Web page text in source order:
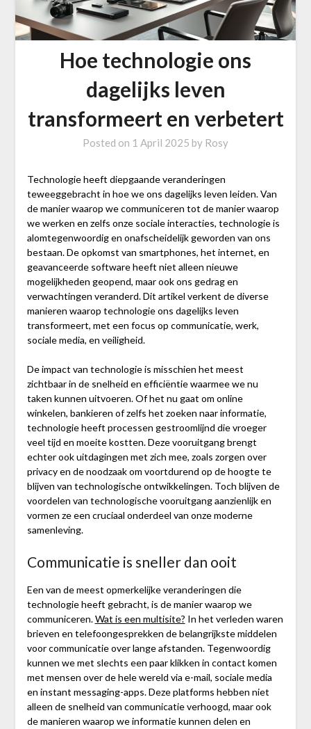
Hoe technologie ons
dagelijks leven
transformeert en verbetert
Posted on 1 April 2025 by Rosy
Technologie heeft diepgaande veranderingen
teweeggebracht in hoe we ons dagelijks leven leiden. Van
de manier waarop we communiceren tot de manier waarop
we werken en zelfs onze sociale interacties, technologie is
alomtegenwoordig en onafscheidelijk geworden van ons
bestaan. De opkomst van smartphones, het internet, en
geavanceerde software heeft niet alleen nieuwe
mogelijkheden geopend, maar ook ons gedrag en
verwachtingen veranderd. Dit artikel verkent de diverse
manieren waarop technologie ons dagelijks leven
transformeert, met een focus op communicatie, werk,
sociale media, en veiligheid.
De impact van technologie is misschien het meest
zichtbaar in de snelheid en efficiëntie waarmee we nu
taken kunnen uitvoeren. Of het nu gaat om online
winkelen, bankieren of zelfs het zoeken naar informatie,
technologie heeft processen gestroomlijnd die vroeger
veel tijd en moeite kostten. Deze vooruitgang brengt
echter ook uitdagingen met zich mee, zoals zorgen over
privacy en de noodzaak om voortdurend op de hoogte te
blijven van technologische ontwikkelingen. Toch blijven de
voordelen van technologische vooruitgang aanzienlijk en
vormen ze een cruciaal onderdeel van onze moderne
samenleving.
Communicatie is sneller dan ooit
Een van de meest opmerkelijke veranderingen die
technologie heeft gebracht, is de manier waarop we
communiceren.Wat is een multisite? In het verleden waren
brieven en telefoongesprekken de belangrijkste middelen
voor communicatie over lange afstanden. Tegenwoordig
kunnen we met slechts een paar klikken in contact komen
met mensen over de hele wereld via e-mail, sociale media
en instant messaging-apps. Deze platforms hebben niet
alleen de snelheid van communicatie verhoogd, maar ook
de manieren waarop we informatie kunnen delen en